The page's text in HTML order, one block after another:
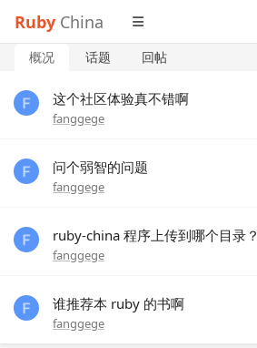
Ruby China
概况 话题 回帖
这个社区体验真不错啊
fanggege
问个弱智的问题
fanggege
ruby-china 程序上传到哪个目录？
fanggege
谁推荐本 ruby 的书啊
fanggege